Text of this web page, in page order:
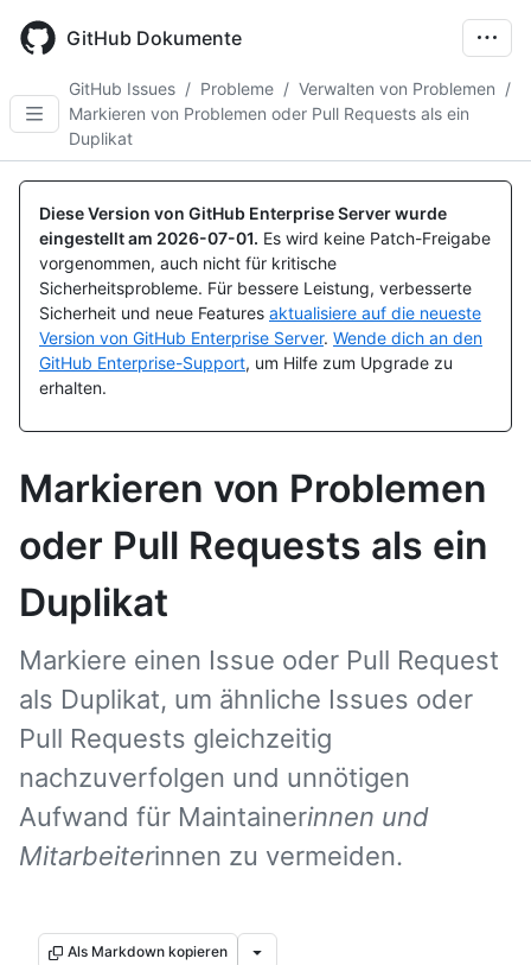
main
GitHub Dokumente
GitHub Issues / Probleme / Verwalten von Problemen /
Markieren von Problemen oder Pull Requests als ein
Duplikat
Diese Version von GitHub Enterprise Server wurde
eingestellt am 2026-07-01. Es wird keine Patch-Freigabe
vorgenommen, auch nicht für kritische
Sicherheitsprobleme. Für bessere Leistung, verbesserte
Sicherheit und neue Features aktualisiere auf die neueste
Version von GitHub Enterprise Server. Wende dich an den
GitHub Enterprise-Support, um Hilfe zum Upgrade zu
erhalten.
Markieren von Problemen
oder Pull Requests als ein
Duplikat
Markiere einen Issue oder Pull Request
als Duplikat, um ähnliche Issues oder
Pull Requests gleichzeitig
nachzuverfolgen und unnötigen
Aufwand für Maintainerinnen und
Mitarbeiterinnen zu vermeiden.
Als Markdown kopieren